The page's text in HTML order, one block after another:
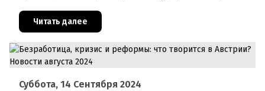
свободы с результатом 29.2%. Это событие уже
называют поворотным мом
Читать далее
Суббота, 14 Сентября 2024